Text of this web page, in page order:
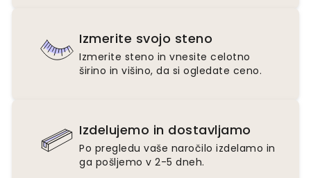
Izmerite svojo steno
Izmerite steno in vnesite celotno
širino in višino, da si ogledate ceno.
Izdelujemo in dostavljamo
Po pregledu vaše naročilo izdelamo in
ga pošljemo v 2-5 dneh.